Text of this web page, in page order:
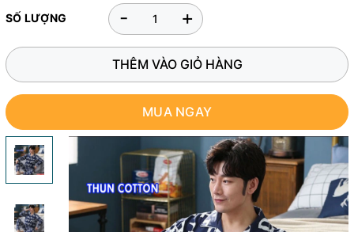
SỐ LƯỢNG +
-
THÊM VÀO GIỎ HÀNG
MUA NGAY